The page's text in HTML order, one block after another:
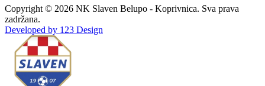
Copyright © 2026 NK Slaven Belupo - Koprivnica. Sva prava
zadržana.
Developed by 123 Design